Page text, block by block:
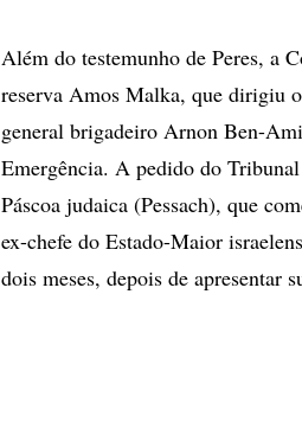
Além do testemunho de Peres, a
reserva Amos Malka, que dirigiu
general brigadeiro Arnon Ben-
Emergência. A pedido do
Páscoa judaica (Pessach), que
ex-chefe do Estado-Maior
dois meses, depois de apresentar